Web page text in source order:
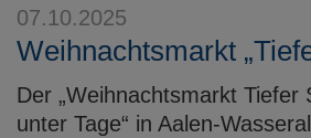
07.10.2025
Weihnachtsmarkt
Der „Weihnachtsmarkt Tiefer
unter Tage“ in Aalen-